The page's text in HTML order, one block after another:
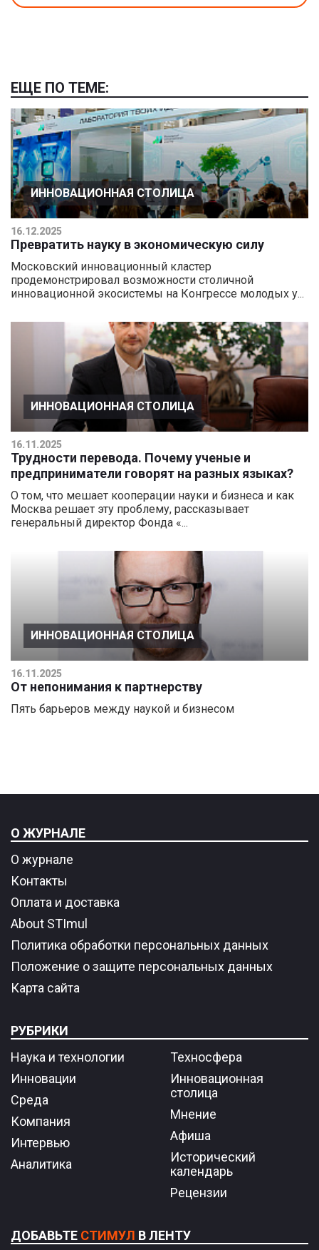
ЕЩЕ ПО ТЕМЕ:
ИННОВАЦИОННАЯ СТОЛИЦА
16.12.2025
Превратить науку в экономическую силу
Московский инновационный кластер
продемонстрировал возможности столичной
инновационной экосистемы на Конгрессе молодых у...
ИННОВАЦИОННАЯ СТОЛИЦА
16.11.2025
Трудности перевода. Почему ученые и
предприниматели говорят на разных языках?
О том, что мешает кооперации науки и бизнеса и как
Москва решает эту проблему, рассказывает
генеральный директор Фонда «...
ИННОВАЦИОННАЯ СТОЛИЦА
16.11.2025
От непонимания к партнерству
Пять барьеров между наукой и бизнесом
О ЖУРНАЛЕ
О журнале
Контакты
Оплата и доставка
About STImul
Политика обработки персональных данных
Положение о защите персональных данных
Карта сайта
РУБРИКИ
Наука и технологии
Инновации
Среда
Компания
Интервью
Аналитика
Техносфера
Инновационная
столица
Мнение
Афиша
Исторический
календарь
Рецензии
ДОБАВЬТЕ СТИМУЛ В ЛЕНТУ